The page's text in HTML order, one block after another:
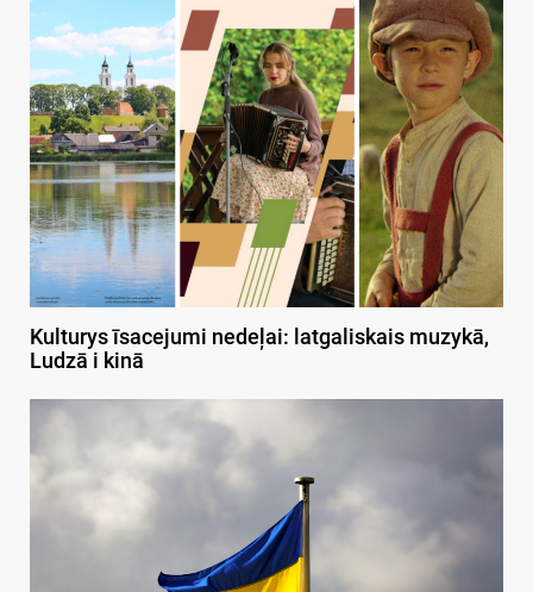
Kulturys īsacejumi nedeļai: latgaliskais muzykā,
Ludzā i kinā